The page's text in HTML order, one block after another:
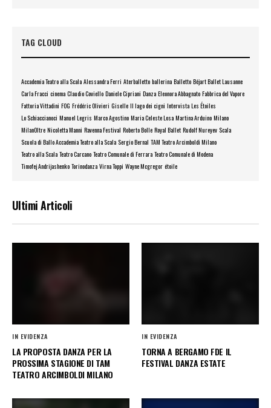
TAG CLOUD
Accademia Teatro alla Scala Alessandra Ferri Aterballetto ballerina Balletto Béjart Ballet Lausanne
Carla Fracci cinema Claudio Coviello Daniele Cipriani Danza Eleonora Abbagnato Fabbrica del Vapore
Fattoria Vittadini FOG Frédéric Olivieri Giselle Il lago dei cigni Intervista Les Étoiles
Lo Schiaccianoci Manuel Legris Marco Agostino Maria Celeste Losa Martina Arduino Milano
MilanOltre Nicoletta Manni Ravenna Festival Roberto Bolle Royal Ballet Rudolf Nureyev Scala
Scuola di Ballo Accademia Teatro alla Scala Sergio Bernal TAM Teatro Arcimboldi Milano
Teatro alla Scala Teatro Carcano Teatro Comunale di Ferrara Teatro Comunale di Modena
Timofej Andrijashenko Torinodanza Virna Toppi Wayne Mcgregor étoile
Ultimi Articoli
IN EVIDENZA
LA PROPOSTA DANZA PER LA
PROSSIMA STAGIONE DI TAM
TEATRO ARCIMBOLDI MILANO
IN EVIDENZA
TORNA A BERGAMO FDE IL
FESTIVAL DANZA ESTATE